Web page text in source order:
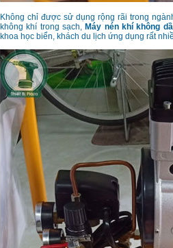
Không chỉ được sử dụng rộng rãi trong
không khí trong sạch, Máy nén khí không
khoa học biển, khách du lịch ứng dụng rất